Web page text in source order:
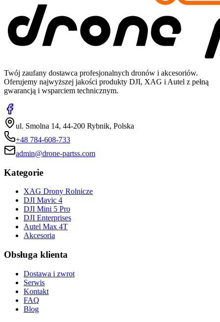
Twój zaufany dostawca profesjonalnych dronów i akcesoriów.
Oferujemy najwyższej jakości produkty DJI, XAG i Autel z pełną
gwarancją i wsparciem technicznym.
ul. Smolna 14, 44-200 Rybnik, Polska
+48 784-608-733
admin@drone-partss.com
Kategorie
XAG Drony Rolnicze
DJI Mavic 4
DJI Mini 5 Pro
DJI Enterprises
Autel Max 4T
Akcesoria
Obsługa klienta
Dostawa i zwrot
Serwis
Kontakt
FAQ
Blog